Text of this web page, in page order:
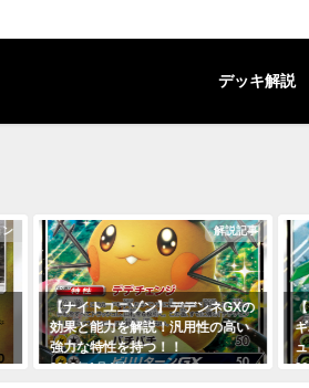
デッキ解説
解説記事
ネGXの
の高い
SMレギュレーション
【セレビィ＆フシギバナGX+フシ
ギバナ】デッキを解説！(SMレギ
ュレーション)
2018年12月12日